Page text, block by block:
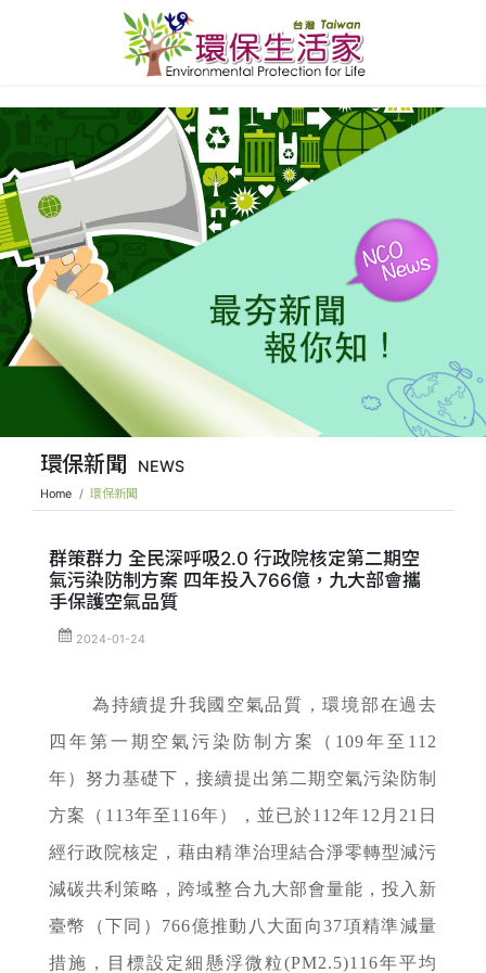
環保新聞 NEWS
Home 環保新聞
群策群力 全民深呼吸2.0 行政院核定第二期空
氣污染防制方案 四年投入766億，九大部會攜
手保護空氣品質
2024-01-24
為持續提升我國空氣品質，環境部在過去
四年第一期空氣污染防制方案（109年至112
年）努力基礎下，接續提出第二期空氣污染防制
方案（113年至116年），並已於112年12月21日
經行政院核定，藉由精準治理結合淨零轉型減污
減碳共利策略，跨域整合九大部會量能，投入新
臺幣（下同）766億推動八大面向37項精準減量
措施，目標設定細懸浮微粒(PM2.5)116年平均